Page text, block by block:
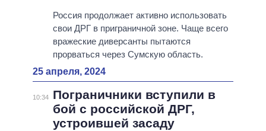
Россия продолжает активно использовать
свои ДРГ в приграничной зоне. Чаще всего
вражеские диверсанты пытаются
прорваться через Сумскую область.
25 апреля, 2024
10:34
Пограничники вступили в
бой с российской ДРГ,
устроившей засаду